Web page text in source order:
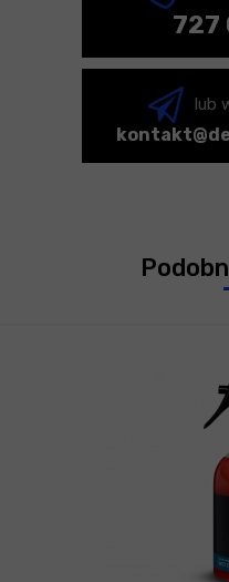
727
lub